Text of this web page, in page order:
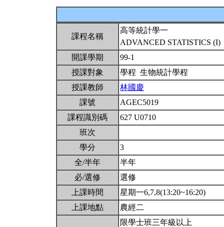
課程名稱
高等統計學一
ADVANCED STATISTICS (I)
開課學期
99-1
授課對象
學程 生物統計學程
授課教師
林國慶
課號
AGEC5019
課程識別碼
627 U0710
班次
學分
3
全/半年
半年
必/選修
選修
上課時間
星期一6,7,8(13:20~16:20)
上課地點
農經二
限學士班三年級以上